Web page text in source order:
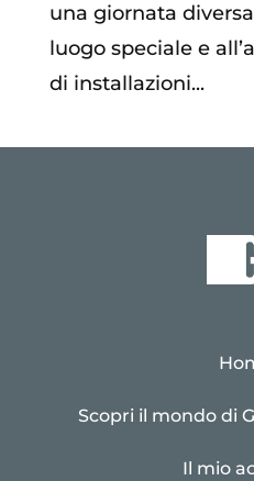
una giornata
luogo speciale e
di installazioni...
Scopri il mondo di
Il mio